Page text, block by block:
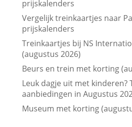
prijskalenders
Vergelijk treinkaartjes naar
prijskalenders
Treinkaartjes bij NS
(augustus 2026)
Beurs en trein met korting
Leuk dagje uit met kinderen?
aanbiedingen in Augustus
Museum met korting